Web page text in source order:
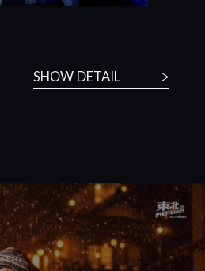
SHOW DETAIL